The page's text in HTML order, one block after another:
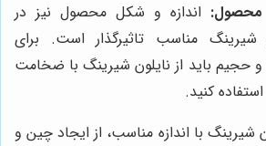
محصول: اندازه و شکل محصول نیز در
شیرینگ مناسب تاثیرگذار است. برای
حجیم باید از نایلون شیرینگ با ضخامت
کنید.
شیرینگ با اندازه مناسب، از ایجاد چین و